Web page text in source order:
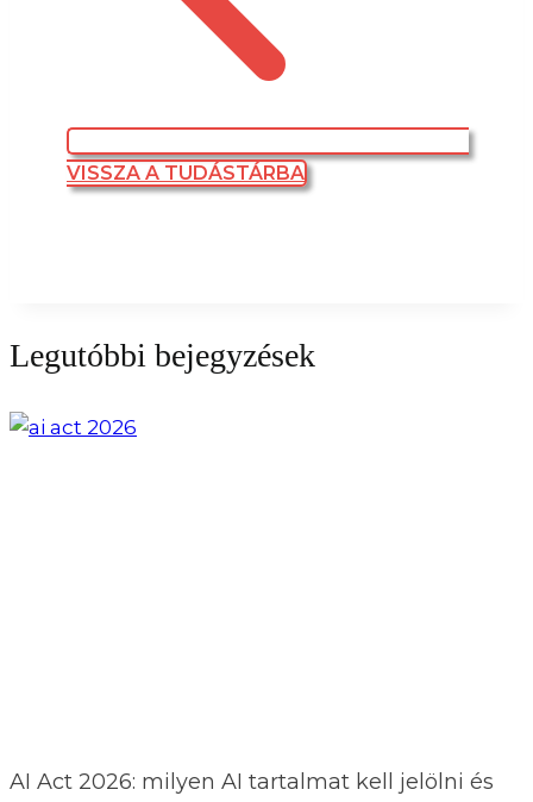
VISSZA A TUDÁSTÁRBA
Legutóbbi bejegyzések
AI Act 2026: milyen AI tartalmat kell jelölni és